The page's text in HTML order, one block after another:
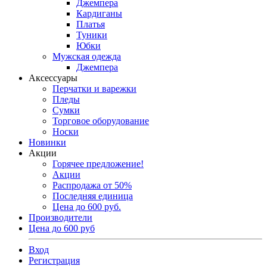
Джемпера
Кардиганы
Платья
Туники
Юбки
Мужская одежда
Джемпера
Аксессуары
Перчатки и варежки
Пледы
Сумки
Торговое оборудование
Носки
Новинки
Акции
Горячее предложение!
Акции
Распродажа от 50%
Последняя единица
Цена до 600 руб.
Производители
Цена до 600 руб
Вход
Регистрация